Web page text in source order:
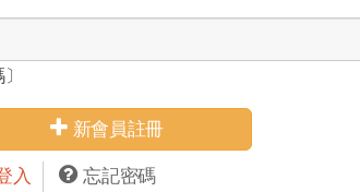
新會員註冊
入 忘記密碼